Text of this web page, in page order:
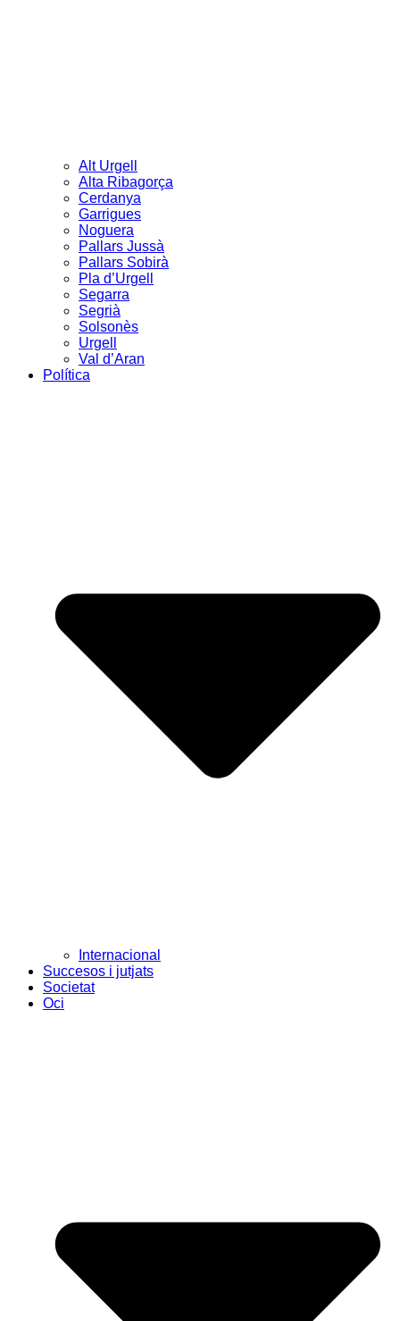
Alt Urgell
Alta Ribagorça
Cerdanya
Garrigues
Noguera
Pallars Jussà
Pallars Sobirà
Pla d’Urgell
Segarra
Segrià
Solsonès
Urgell
Val d’Aran
Política
Internacional
Succesos i jutjats
Societat
Oci